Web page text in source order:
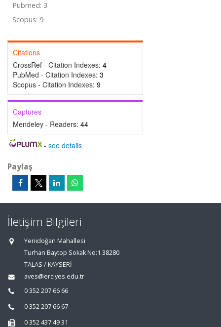
Pubmed: 3
Scopus: 9
Citations
CrossRef - Citation Indexes: 4
PubMed - Citation Indexes: 3
Scopus - Citation Indexes: 9
Captures
Mendeley - Readers: 44
- see details
Paylaş
İletişim Bilgileri
Yenidoğan Mahallesi
Turhan Baytop Sokak No:1 38280
TALAS / KAYSERİ
aves@erciyes.edu.tr
0 352 207 66 66
0 352 207 66 67
0 352 437 49 31